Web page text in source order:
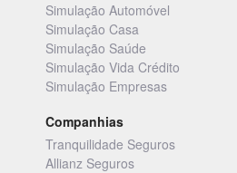
Simulação Automóvel
Simulação Casa
Simulação Saúde
Simulação Vida Crédito
Simulação Empresas
Companhias
Tranquilidade Seguros
Allianz Seguros